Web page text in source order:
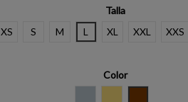
Talla
XS
S M L XL XXL XXS
Color